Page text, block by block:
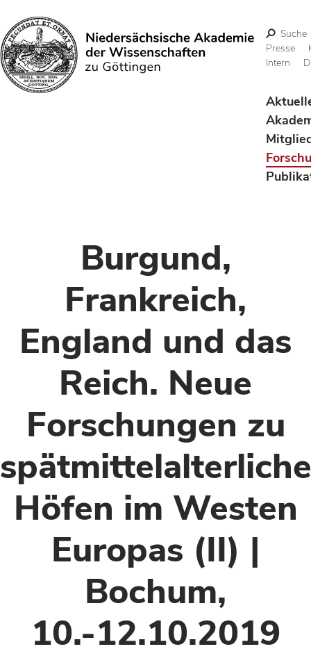
Suchen
Suche
Presse
Intern
Burgund,
Frankreich,
England und das
Reich. Neue
Forschungen zu
Höfen im Westen
Europas (II) |
Bochum,
10.-12.10.2019